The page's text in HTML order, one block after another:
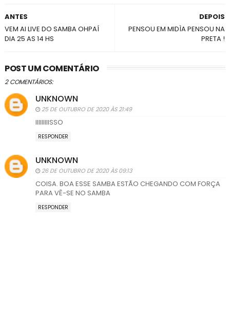
DEPOIS
PENSOU EM MIDÌA PENSOU NA
PRETA !
ANTES
VEM AI LIVE DO SAMBA OHPAÍ
DIA 25 AS 14 HS
POST UM COMENTÁRIO
2 COMENTÁRIOS:
UNKNOWN
25 DE OUTUBRO DE 2020 ÀS 21:49
IIIIIIIIISSO
RESPONDER
UNKNOWN
26 DE OUTUBRO DE 2020 ÀS 09:13
COISA. BOA ESSE SAMBA ESTÃO CHEGANDO COM FORÇA
PARA VÊ-SE NO SAMBA
RESPONDER